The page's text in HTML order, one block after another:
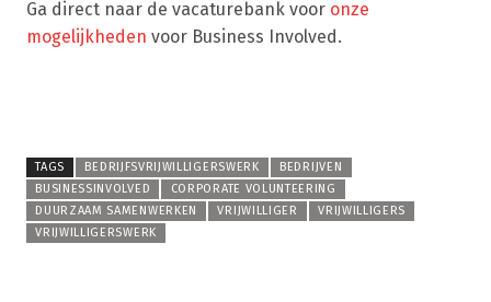
Ga direct naar de vacaturebank voor onze
mogelijkheden voor Business Involved.
TAGS BEDRIJFSVRIJWILLIGERSWERK
BEDRIJVEN
BUSINESSINVOLVED
CORPORATE VOLUNTEERING
DUURZAAM SAMENWERKEN
VRIJWILLIGER
VRIJWILLIGERS
VRIJWILLIGERSWERK